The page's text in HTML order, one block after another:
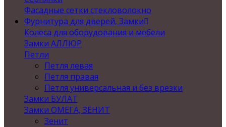
Фасадные сетки стекловолокно
Фурнитура для дверей, Замки
Колеса для оборудования и мебели
Замки АЛЛЮР
Петли
Петля левая
Петля правая
Петля универсальная и без врезки
Замки БУЛАТ
Замки ОМЕГА, ЗЕНИТ
Зенит